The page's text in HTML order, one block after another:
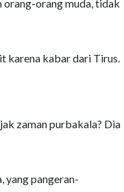
orang-orang muda, tidak
karena kabar dari Tirus.
zaman purbakala? Dia
yang pangeran-